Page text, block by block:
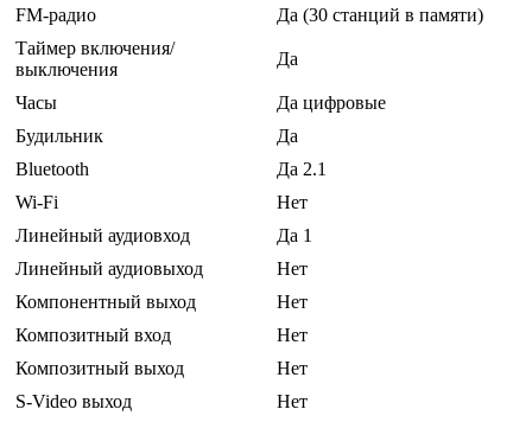
FM-радио
Да (30 станций в памяти)
Таймер включения/
выключения
Да
Часы
Да цифровые
Будильник
Да
Bluetooth
Да 2.1
Wi-Fi
Нет
Линейный аудиовход
Да 1
Линейный аудиовыход
Нет
Компонентный выход
Нет
Композитный вход
Нет
Композитный выход
Нет
S-Video выход
Нет